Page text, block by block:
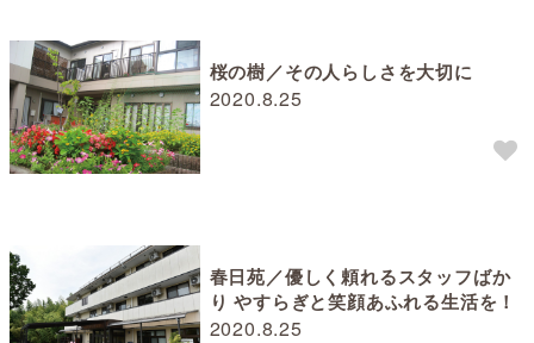
2020.8.25
桜の樹／その人らしさを大切に
2020.8.25
春日苑／優しく頼れるスタッフばか
り やすらぎと笑顔あふれる生活を！